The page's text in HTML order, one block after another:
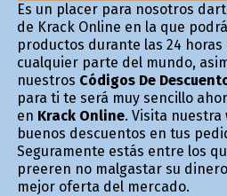
Es un placer para nosotros
de Krack Online en la que
productos durante las 24
cualquier parte del mundo,
nuestros Códigos De
para ti te será muy sencillo
en Krack Online. Visita nuestra
buenos descuentos en tus
Seguramente estás entre los
prefieren no malgastar su
mejor oferta del mercado.